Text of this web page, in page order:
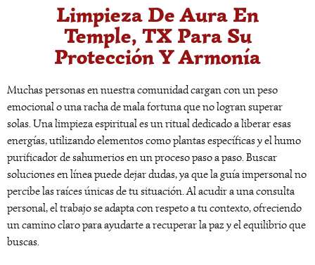
Limpieza De Aura En
Temple, TX Para Su
Protección Y Armonía
Muchas personas en nuestra comunidad cargan con un peso
emocional o una racha de mala fortuna que no logran superar
solas. Una limpieza espiritual es un ritual dedicado a liberar esas
energías, utilizando elementos como plantas específicas y el humo
purificador de sahumerios en un proceso paso a paso. Buscar
soluciones en línea puede dejar dudas, ya que la guía impersonal no
percibe las raíces únicas de tu situación. Al acudir a una consulta
personal, el trabajo se adapta con respeto a tu contexto, ofreciendo
un camino claro para ayudarte a recuperar la paz y el equilibrio que
buscas.